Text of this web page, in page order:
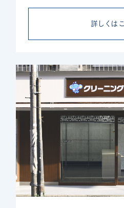
詳しくは